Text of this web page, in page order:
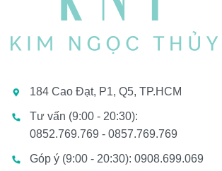
184 Cao Đạt, P1, Q5, TP.HCM
Tư vấn (9:00 - 20:30):
0852.769.769 - 0857.769.769
Góp ý (9:00 - 20:30): 0908.699.069